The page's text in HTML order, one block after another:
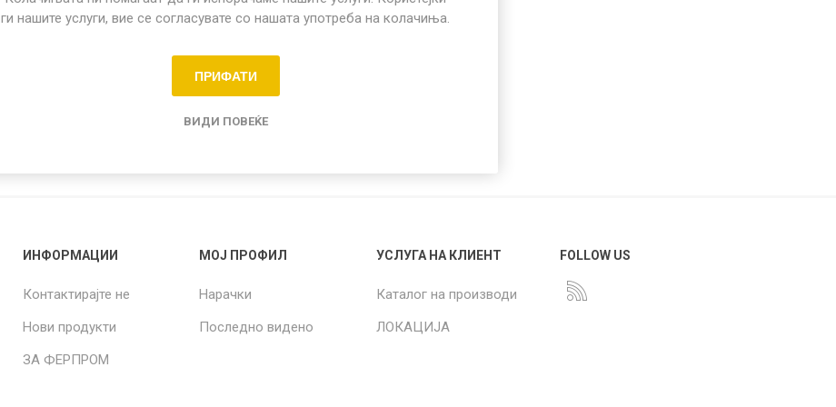
ИНФОРМАЦИИ
Контактирајте не
Нови продукти
ЗА ФЕРПРОМ
МОЈ ПРОФИЛ
Нарачки
Последно видено
УСЛУГА НА КЛИЕНТ
Каталог на производи
ЛОКАЦИЈА
FOLLOW US
ги нашите услуги, вие се согласувате со нашата употреба на колачиња.
ПРИФАТИ
ВИДИ ПОВЕЌЕ